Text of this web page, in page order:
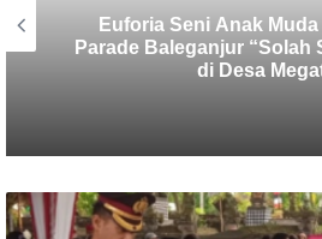
Pasca Pembongkaran
KMHDI Bali : Akar
Harus Diusut